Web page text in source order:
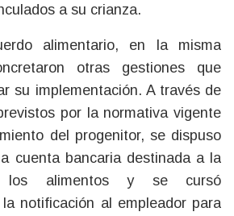
a su crianza.
alimentario, en la misma
otras gestiones que
su implementación. A través de
por la normativa vigente
del progenitor, se dispuso
cuenta bancaria destinada a la
los alimentos y se cursó
notificación al empleador para